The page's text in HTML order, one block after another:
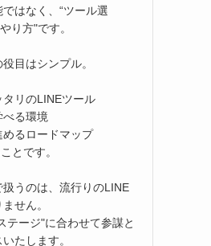
はなく、“ツール選
り方"です。
目はシンプル。
リのLINEツール
る環境
るロードマップ
とです。
うのは、流行りのLINE
せん。
テージ"に合わせて参謀と
たします。